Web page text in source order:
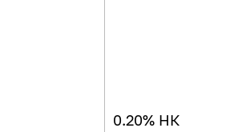
0.20% НК